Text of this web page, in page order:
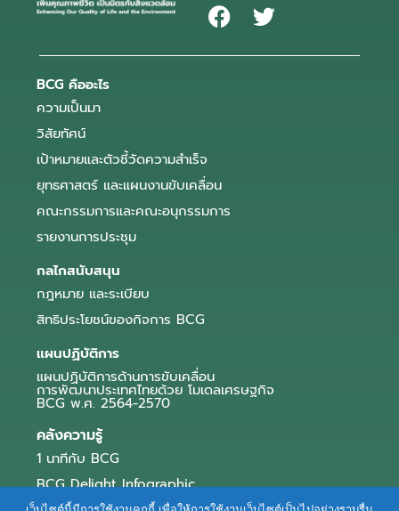
BCG คืออะไร
ความเป็นมา
วิสัยทัศน์
เป้าหมายและตัวชี้วัดความสำเร็จ
ยุทธศาสตร์ และแผนงานขับเคลื่อน
คณะกรรมการและคณะอนุกรรมการ
รายงานการประชุม
กลไกสนับสนุน
กฎหมาย และระเบียบ
สิทธิประโยชน์ของกิจการ BCG
แผนปฏิบัติการ
แผนปฏิบัติการด้านการขับเคลื่อน
การพัฒนาประเทศไทยด้วย โมเดลเศรษฐกิจ
BCG พ.ศ. 2564-2570
คลังความรู้
1 นาทีกับ BCG
BCG Delight Infographic